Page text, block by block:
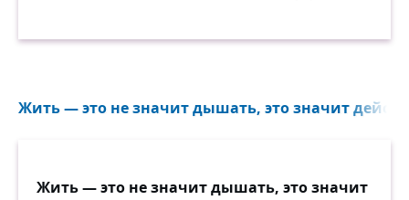
Жить — это не значит дышать, это значит
Жить — это не значит дышать, это значит